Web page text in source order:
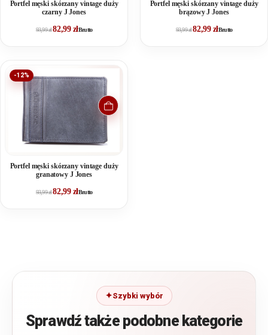
Portfel męski skórzany vintage duży
czarny J Jones
93,99zł82,99 złBrutto
Portfel męski skórzany vintage duży
brązowy J Jones
93,99zł82,99 złBrutto
-12%
Portfel męski skórzany vintage duży
granatowy J Jones
93,99zł82,99 złBrutto
Szybki wybór
Sprawdź także podobne kategorie